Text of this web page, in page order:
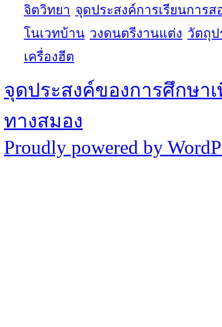
จิตวิทยา จุดประสงค์การเรียนการส
โนเวทบ้าน วงดนตรีงานแต่ง วัตถุป
เครื่องฮีต
จุดประสงค์ของการศึกษา
ทางสมอง
Proudly powered by